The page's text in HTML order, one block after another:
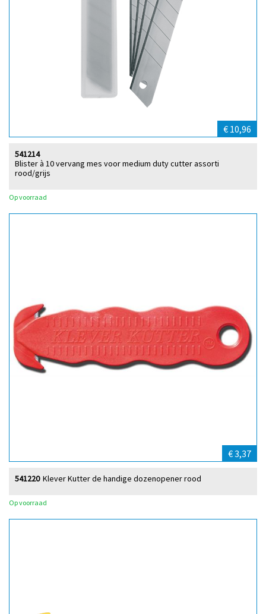
€ 10,96
Blister à 10 vervang mes voor medium duty cutter assorti
rood/grijs
541214
Op voorraad
€ 3,37
Klever Kutter de handige dozenopener rood
541220
Op voorraad